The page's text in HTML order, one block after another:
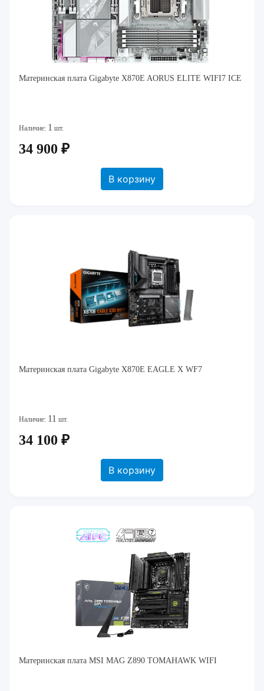
Материнская плата Gigabyte X870E AORUS ELITE WIFI7 ICE
Наличие: 1 шт.
34 900 ₽
В корзину
Материнская плата Gigabyte X870E EAGLE X WF7
Наличие: 11 шт.
34 100 ₽
В корзину
Материнская плата MSI MAG Z890 TOMAHAWK WIFI